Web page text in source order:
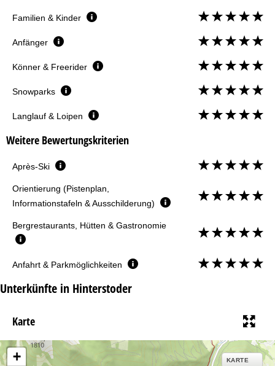
Familien & Kinder
Anfänger
Könner & Freerider
Snowparks
Langlauf & Loipen
Weitere Bewertungskriterien
Après-Ski
Orientierung (Pistenplan,
Informationstafeln & Ausschilderung)
Bergrestaurants, Hütten & Gastronomie
Anfahrt & Parkmöglichkeiten
Unterkünfte in Hinterstoder
Karte
+ KARTE